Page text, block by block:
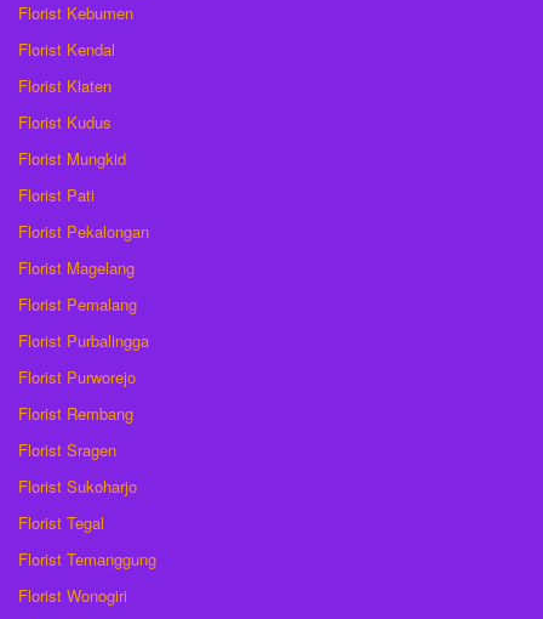
Florist Kebumen
Florist Kendal
Florist Klaten
Florist Kudus
Florist Mungkid
Florist Pati
Florist Pekalongan
Florist Magelang
Florist Pemalang
Florist Purbalingga
Florist Purworejo
Florist Rembang
Florist Sragen
Florist Sukoharjo
Florist Tegal
Florist Temanggung
Florist Wonogiri